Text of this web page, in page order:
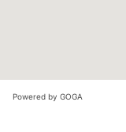
Powered by GOGA